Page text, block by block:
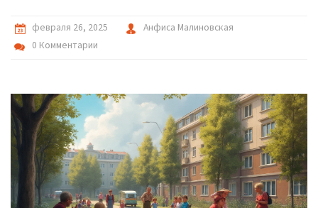
февраля 26, 2025
Анфиса Малиновская
0 Комментарии